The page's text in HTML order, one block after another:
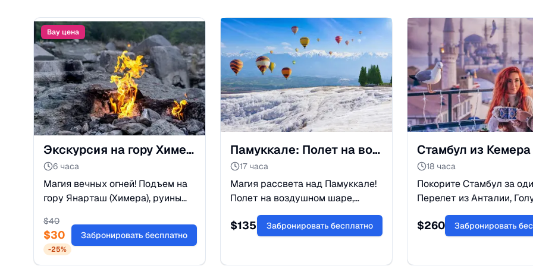
Вау цена
Экскурсия на гору Химера и Улупынар из Кемера: Огни Янарташ
6 часа
Магия вечных огней! Подъем на
гору Янарташ (Химера), руины
воде в Улупынаре. Уникальное
вечернее приключение.
Бронируйте сейчас!
$40
$30
-25%
Забронировать бесплатно
Памуккале: Полет на воздушном шаре и Травертины
17 часа
Магия рассвета над Памуккале!
Полет на воздушном шаре,
белоснежные террасы и
античный Иераполис в одном
$135 Забронировать бесплатно
18 часа
Покорите Стамбул за
Перелет из Анталии,
мечеть, дворец Топкапы
по Босфору. Максимум
$260 Забронировать